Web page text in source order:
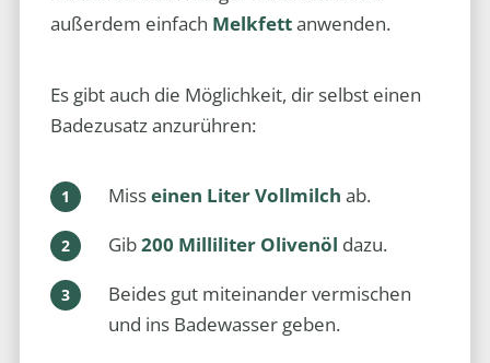
außerdem einfach Melkfettanwenden.
Es gibt auch die Möglichkeit, dir selbst einen
Badezusatz anzurühren:
Misseinen Liter Vollmilch ab.
Gib200 Milliliter Olivenöl dazu.
Beides gut miteinander vermischen
und ins Badewasser geben.